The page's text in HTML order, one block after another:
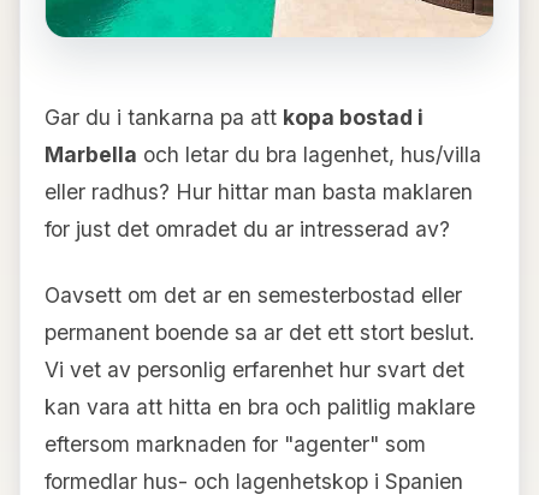
Gar du i tankarna pa att kopa bostad i
Marbella och letar du bra lagenhet, hus/villa
eller radhus? Hur hittar man basta maklaren
for just det omradet du ar intresserad av?
Oavsett om det ar en semesterbostad eller
permanent boende sa ar det ett stort beslut.
Vi vet av personlig erfarenhet hur svart det
kan vara att hitta en bra och palitlig maklare
eftersom marknaden for "agenter" som
formedlar hus- och lagenhetskop i Spanien